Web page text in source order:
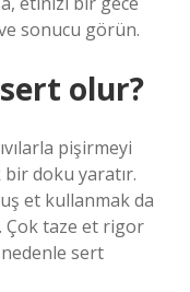
sonucu görün.
olur?
pişirmeyi
bir doku yaratır.
et kullanmak da
Çok taze et rigor
sert